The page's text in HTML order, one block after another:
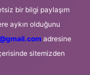
bir bilgi paylaşım
aykırı olduğunu
adresine
sitemizden